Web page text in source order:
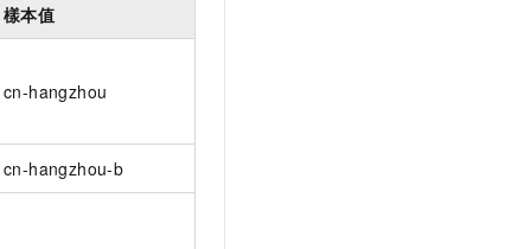
樣本值
cn-hangzhou
cn-hangzhou-b